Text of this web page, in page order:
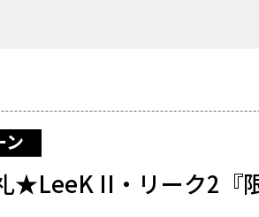
ン
★LeeK II・リーク2『